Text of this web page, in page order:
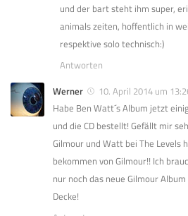
und der bart steht ihm super,
animals zeiten, hoffentlich in
respektive solo technisch:)
Antworten
Werner
10. April 2014 um
Habe Ben Watt´s Album jetzt
und die CD bestellt! Gefällt mir
Gilmour und Watt bei The Levels
bekommen von Gilmour!! Ich
nur noch das neue Gilmour
Decke!